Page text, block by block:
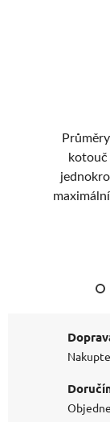
kotouč
maximálního lesku.